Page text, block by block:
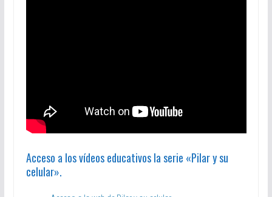
Acceso a los vídeos educativos la serie «Pilar y su
celular».